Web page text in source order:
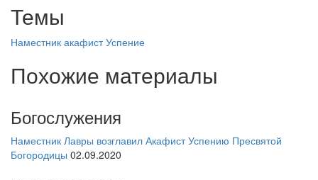
Темы
Наместник акафист Успение
Похожие материалы
Богослужения
Наместник Лавры возглавил Акафист Успению Пресвятой
Богородицы 02.09.2020